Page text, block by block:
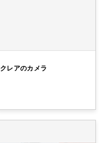
クレアのカメラ